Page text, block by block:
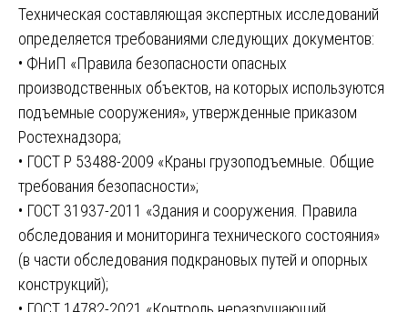
Техническая составляющая экспертных исследований
определяется требованиями следующих документов:
• ФНиП «Правила безопасности опасных
производственных объектов, на которых используются
подъемные сооружения», утвержденные приказом
Ростехнадзора;
• ГОСТ Р 53488-2009 «Краны грузоподъемные. Общие
требования безопасности»;
• ГОСТ 31937-2011 «Здания и сооружения. Правила
обследования и мониторинга технического состояния»
(в части обследования подкрановых путей и опорных
конструкций);